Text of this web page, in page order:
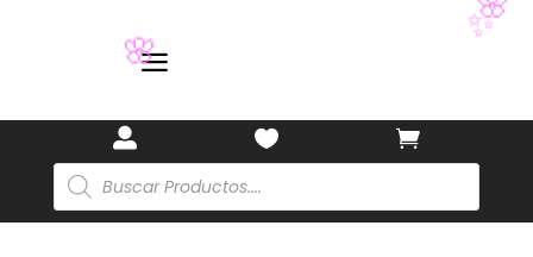
a
 

Búsqueda
de
productos
🌸
✨
🌸